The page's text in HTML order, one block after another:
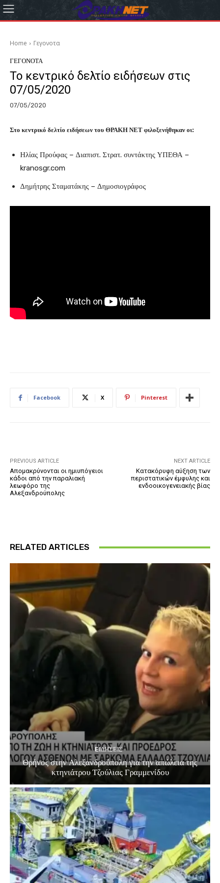
Home Γεγονοτα
ΓΕΓΟΝΟΤΑ
Το κεντρικό δελτίο ειδήσεων στις
07/05/2020
07/05/2020
Στο κεντρικό δελτίο ειδήσεων του ΘΡΑΚΗ ΝΕΤ φιλοξενήθηκαν οι:
Ηλίας Προύφας – Διαπιστ. Στρατ. συντάκτης ΥΠΕΘΑ –
kranosgr.com
Δημήτρης Σταματάκης – Δημοσιογράφος
Facebook X Pinterest
PREVIOUS ARTICLE
Απομακρύνονται οι ημιυπόγειοι
κάδοι από την παραλιακή
λεωφόρο της
Αλεξανδρούπολης
NEXT ARTICLE
Κατακόρυφη αύξηση των
περιστατικών έμφυλης και
ενδοοικογενειακής βίας
RELATED ARTICLES
EΙΔΗΣΕΙΣ
Θρήνος στην Αλεξανδρούπολη για την απώλεια της
κτηνιάτρου Τζούλιας Γραμμενίδου